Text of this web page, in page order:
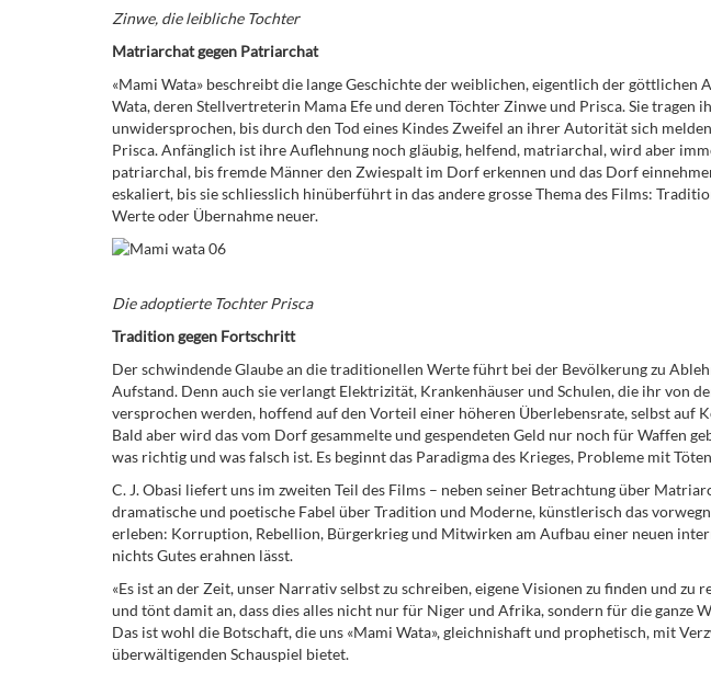
Zinwe, die leibliche Tochter
Matriarchat gegen Patriarchat
«Mami Wata» beschreibt die lange Geschichte der weiblichen, eigentlich der göttlichen
Wata, deren Stellvertreterin Mama Efe und deren Töchter Zinwe und Prisca. Sie tragen
unwidersprochen, bis durch den Tod eines Kindes Zweifel an ihrer Autorität sich
Prisca. Anfänglich ist ihre Auflehnung noch gläubig, helfend, matriarchal, wird aber
patriarchal, bis fremde Männer den Zwiespalt im Dorf erkennen und das Dorf
eskaliert, bis sie schliesslich hinüberführt in das andere grosse Thema des Films:
Werte oder Übernahme neuer.
Die adoptierte Tochter Prisca
Tradition gegen Fortschritt
Der schwindende Glaube an die traditionellen Werte führt bei der Bevölkerung zu
Aufstand. Denn auch sie verlangt Elektrizität, Krankenhäuser und Schulen, die ihr von
versprochen werden, hoffend auf den Vorteil einer höheren Überlebensrate, selbst auf
Bald aber wird das vom Dorf gesammelte und gespendeten Geld nur noch für Waffen
was richtig und was falsch ist. Es beginnt das Paradigma des Krieges, Probleme mit
C. J. Obasi liefert uns im zweiten Teil des Films – neben seiner Betrachtung über
dramatische und poetische Fabel über Tradition und Moderne, künstlerisch das
erleben: Korruption, Rebellion, Bürgerkrieg und Mitwirken am Aufbau einer neuen
nichts Gutes erahnen lässt.
«Es ist an der Zeit, unser Narrativ selbst zu schreiben, eigene Visionen zu finden und zu
und tönt damit an, dass dies alles nicht nur für Niger und Afrika, sondern für die ganze
Das ist wohl die Botschaft, die uns «Mami Wata», gleichnishaft und prophetisch, mit
überwältigenden Schauspiel bietet.